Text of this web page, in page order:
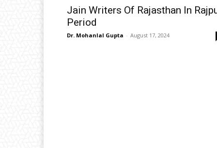
Jain Writers Of Rajasthan In
Period
Dr. Mohanlal Gupta - August 17, 2024